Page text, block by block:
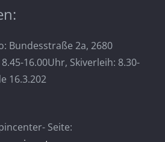
Bundesstraße 2a, 2680
16.00Uhr, Skiverleih: 8.30-
16.3.202
Seite: